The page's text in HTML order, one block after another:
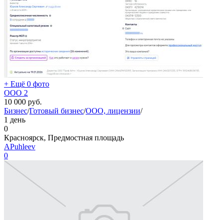
+ Ещё 0 фото
ООО 2
10 000 руб.
Бизнес/Готовый бизнес/ООО, лицензии/
1 день
0
Красноярск, Предмостная площадь
APuhleev
0